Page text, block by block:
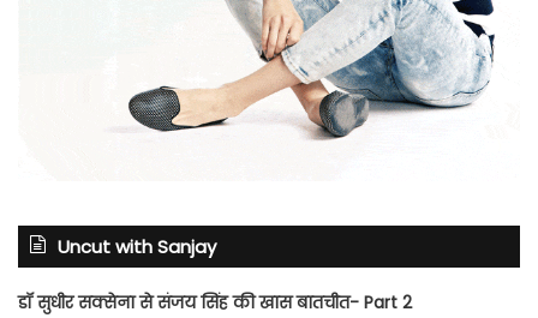
Uncut with Sanjay
डॉ सुधीर सक्सेना से संजय सिंह की खास बातचीत- Part 2